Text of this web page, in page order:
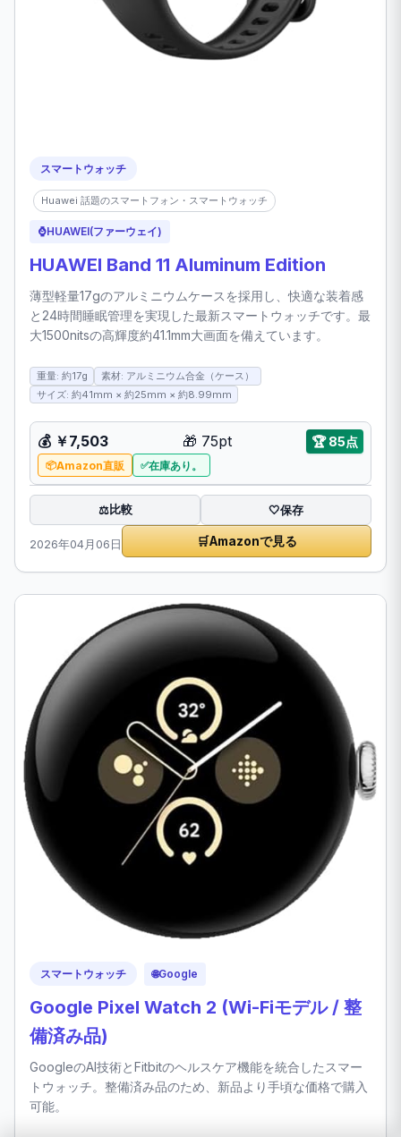
スマートウォッチ
Huawei 話題のスマートフォン・スマートウォッチ
⌚HUAWEI(ファーウェイ)
HUAWEI Band 11 Aluminum Edition
薄型軽量17gのアルミニウムケースを採用し、快適な装着感
と24時間睡眠管理を実現した最新スマートウォッチです。最
大1500nitsの高輝度約41.1mm大画面を備えています。
重量: 約17g
素材: アルミニウム合金（ケース）
サイズ: 約41mm × 約25mm × 約8.99mm
💰 ￥7,503 🎁 75pt 🏆85点
Amazon直販 在庫あり。
⚖️比較 🤍保存
2026年04月06日 🛒Amazonで見る
スマートウォッチ 🌐Google
Google Pixel Watch 2 (Wi-Fiモデル / 整
備済み品)
GoogleのAI技術とFitbitのヘルスケア機能を統合したスマー
トウォッチ。整備済み品のため、新品より手頃な価格で購入
可能。